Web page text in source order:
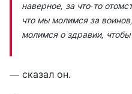
наверное, за что-то
что мы молимся за
молимся о здравии, чтобы
— сказал он.